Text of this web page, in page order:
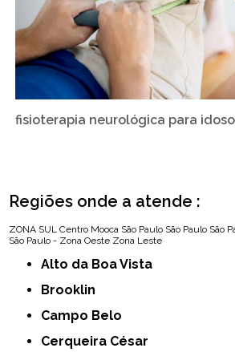
fisioterapia neurológica para
Regiões onde a atende :
ZONA SUL Centro Mooca São Paulo São Paulo São
São Paulo - Zona Oeste Zona Leste
Alto da Boa Vista
Brooklin
Campo Belo
Cerqueira César